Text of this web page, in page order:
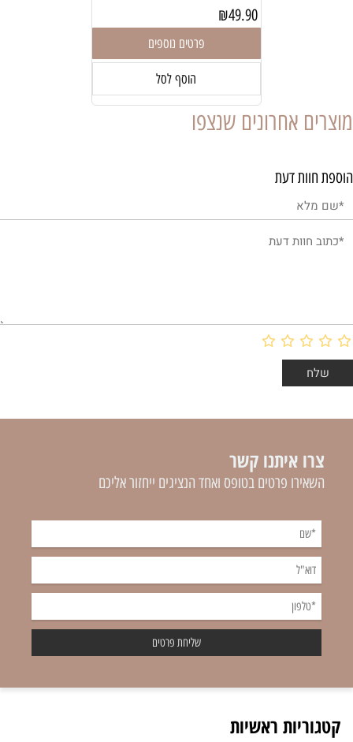
₪49.90
פרטים נוספים
הוסף לסל
מוצרים אחרונים שנצפו
הוספת חוות דעת
צרו איתנו קשר
השאירו פרטים בטופס ואחד הנציגים ייחזור אליכם
קטגוריות ראשיות